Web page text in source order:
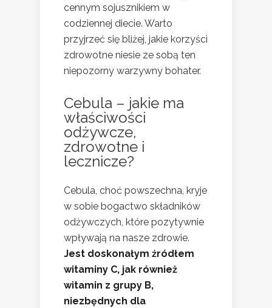
cennym sojusznikiem w
codziennej diecie. Warto
przyjrzeć się bliżej, jakie korzyści
zdrowotne niesie ze sobą ten
niepozorny warzywny bohater.
Cebula – jakie ma
właściwości
odżywcze,
zdrowotne i
lecznicze?
Cebula, choć powszechna, kryje
w sobie bogactwo składników
odżywczych, które pozytywnie
wpływają na nasze zdrowie.
Jest doskonałym źródłem
witaminy C, jak również
witamin z grupy B,
niezbędnych dla